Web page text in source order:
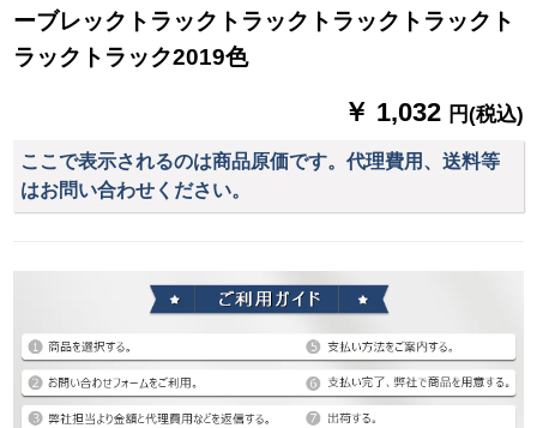
ーブレックトラックトラックトラックトラックト
ラックトラック2019色
￥ 1,032 円(税込)
ここで表示されるのは商品原価です。代理費用、送料等
はお問い合わせください。